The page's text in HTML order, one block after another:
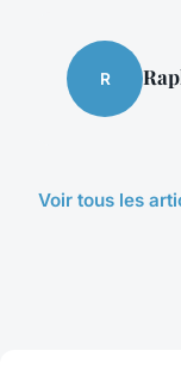
R
Voir tous les